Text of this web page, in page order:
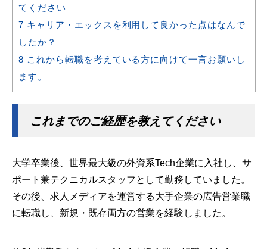
てください
7 キャリア・エックスを利用して良かった点はなんで
したか？
8 これから転職を考えている方に向けて一言お願いし
ます。
これまでのご経歴を教えてください
大学卒業後、世界最大級の外資系Tech企業に入社し、サ
ポート兼テクニカルスタッフとして勤務していました。
その後、求人メディアを運営する大手企業の広告営業職
に転職し、新規・既存両方の営業を経験しました。